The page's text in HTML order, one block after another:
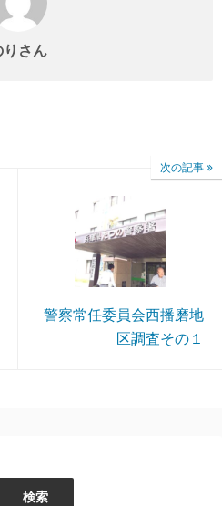
りさん
次の記事
警察常任委員会西播磨地
区調査その１
検索